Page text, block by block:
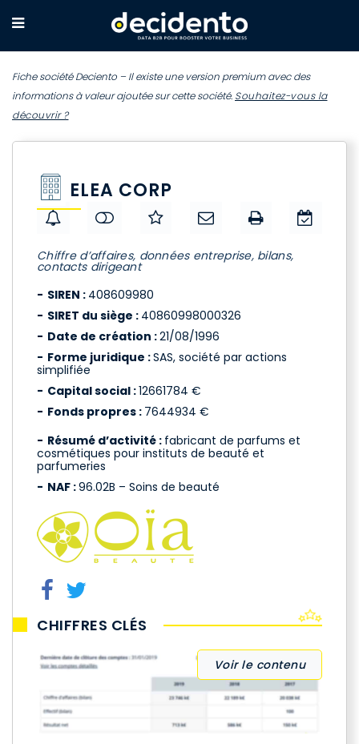
Fiche société Deciento – Il existe une version premium avec des
informations à valeur ajoutée sur cette société. Souhaitez-vous la
découvrir ?
ELEA CORP
Chiffre d’affaires, données entreprise, bilans,
contacts dirigeant
SIREN : 408609980
SIRET du siège : 40860998000326
Date de création :21/08/1996
Forme juridique :SAS, société par actions
simplifiée
Capital social :12661784 €
Fonds propres : 7644934 €
Résumé d’activité : fabricant de parfums et
cosmétiques pour instituts de beauté et
parfumeries
NAF :96.02B – Soins de beauté
CHIFFRES CLÉS
Voir le contenu